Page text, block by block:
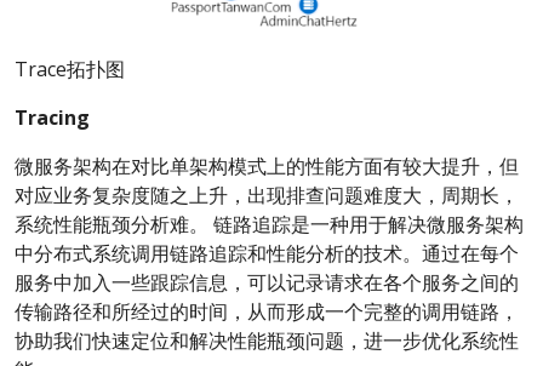
Trace拓扑图
Tracing
微服务架构在对比单架构模式上的性能方面有较大提升，但
对应业务复杂度随之上升，出现排查问题难度大，周期长，
系统性能瓶颈分析难。 链路追踪是一种用于解决微服务架构
中分布式系统调用链路追踪和性能分析的技术。通过在每个
服务中加入一些跟踪信息，可以记录请求在各个服务之间的
传输路径和所经过的时间，从而形成一个完整的调用链路，
协助我们快速定位和解决性能瓶颈问题，进一步优化系统性